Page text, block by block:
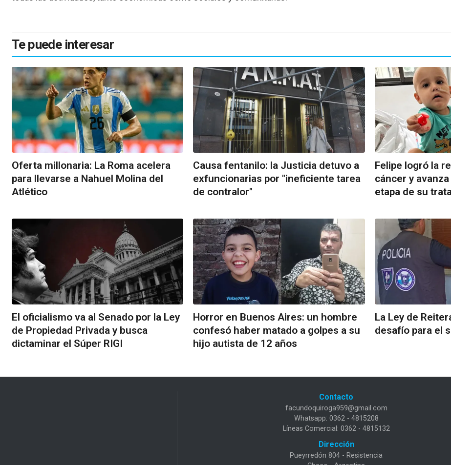
Te puede interesar
Oferta millonaria: La Roma acelera
para llevarse a Nahuel Molina del
Atlético
Causa fentanilo: la Justicia detuvo a
exfuncionarias por "ineficiente tarea
de contralor"
Felipe logró la
cáncer y
etapa de su
El oficialismo va al Senado por la Ley
de Propiedad Privada y busca
dictaminar el Súper RIGI
Horror en Buenos Aires: un hombre
confesó haber matado a golpes a su
hijo autista de 12 años
La Ley de
desafío para el
Contacto
facundoquiroga959@gmail.com
Whatsapp: 0362 - 4815208
Líneas Comercial: 0362 - 4815132
Dirección
Pueyrredón 804 - Resistencia